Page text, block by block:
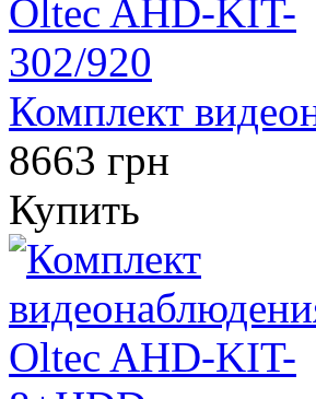
Комплект
8663 грн
Купить